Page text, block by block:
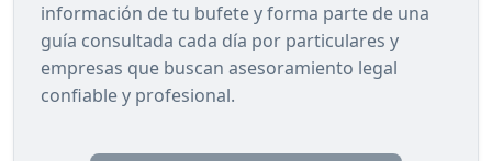
información de tu bufete y forma parte de una
guía consultada cada día por particulares y
empresas que buscan asesoramiento legal
confiable y profesional.